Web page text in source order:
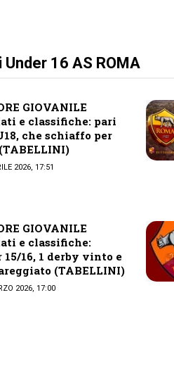
16 AS ROMA
GIOVANILE
e classifiche: pari
che schiaffo per
2026, 17:51
GIOVANILE
e classifiche:
15/16, 1 derby vinto e
(TABELLINI)
2026, 17:00